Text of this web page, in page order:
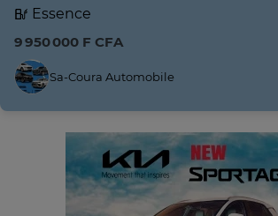
Essence
9 950 000 F CFA
Sa-Coura Automobile